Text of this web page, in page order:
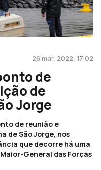
26 mar, 2022, 17:02
de
de
Jorge
de reunião e
de São Jorge, nos
que decorre há uma
General das Forças